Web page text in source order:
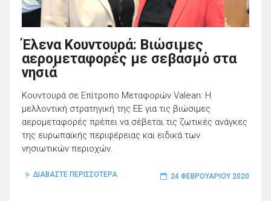
Έλενα Κουντουρά: Βιώσιμες
αερομεταφορές με σεβασμό στα
νησιά
Κουντουρά σε Επίτροπο Μεταφορών Valean: Η
μελλοντική στρατηγική της ΕΕ για τις βιώσιμες
αερομεταφορές πρέπει να σέβεται τις ζωτικές ανάγκες
της ευρωπαϊκής περιφέρειας και ειδικά των
νησιωτικών περιοχών.
ΔΙΑΒΑΣΤΕ ΠΕΡΙΣΣΟΤΕΡΑ 24 ΦΕΒΡΟΥΑΡΊΟΥ 2020